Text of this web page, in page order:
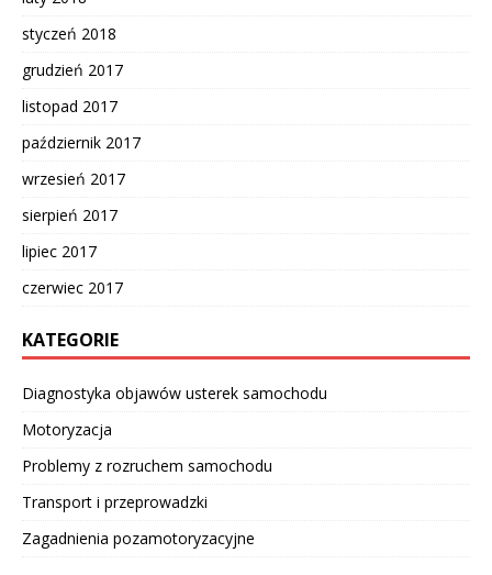
styczeń 2018
grudzień 2017
listopad 2017
październik 2017
wrzesień 2017
sierpień 2017
lipiec 2017
czerwiec 2017
KATEGORIE
Diagnostyka objawów usterek samochodu
Motoryzacja
Problemy z rozruchem samochodu
Transport i przeprowadzki
Zagadnienia pozamotoryzacyjne